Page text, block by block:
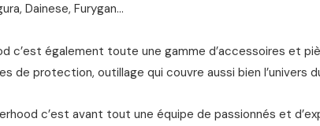
Dainese, Furygan…
c’est également toute une gamme d’accessoires et
de protection, outillage qui couvre aussi bien
c’est avant tout une équipe de passionnés et